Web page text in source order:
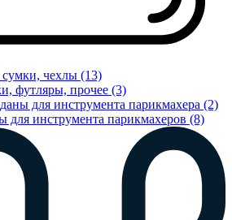
чехлы (13)
футляры, прочее (3)
для инструмента парикмахера (2)
для инструмента парикмахеров (8)